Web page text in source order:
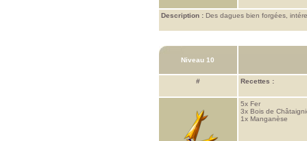
Description : Des dagues bien forgées,
Niveau 10
# Recettes :
5x Fer
3x Bois de
1x Manganèse